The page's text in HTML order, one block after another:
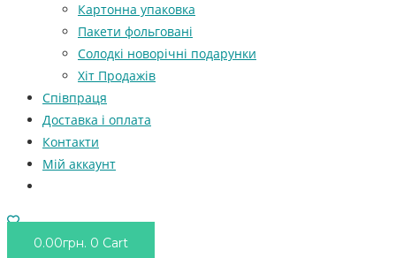
Картонна упаковка
Пакети фольговані
Солодкі новорічні подарунки
Хіт Продажів
Співпраця
Доставка і оплата
Контакти
Мій аккаунт
0.00грн. 0 Cart